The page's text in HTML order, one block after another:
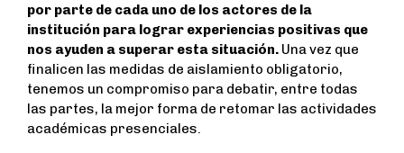
por parte de cada uno de los actores de la
institución para lograr experiencias positivas que
nos ayuden a superar esta situación. Una vez que
finalicen las medidas de aislamiento obligatorio,
tenemos un compromiso para debatir, entre todas
las partes, la mejor forma de retomar las actividades
académicas presenciales.